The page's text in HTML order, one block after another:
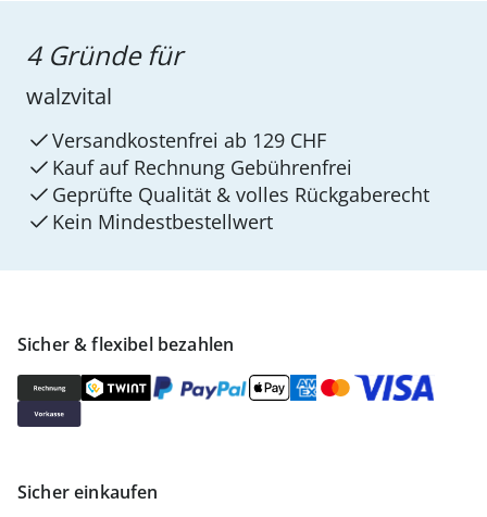
Sicher & flexibel bezahlen
Sicher einkaufen
4 Gründe für
walzvital
Versandkostenfrei ab 129 CHF
Kauf auf Rechnung Gebührenfrei
Geprüfte Qualität & volles Rückgaberecht
Kein Mindest­bestellwert